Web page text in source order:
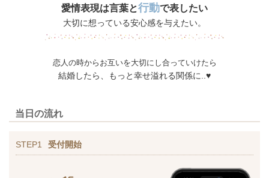
愛情表現は言葉と行動で表したい
大切に想っている安心感を与えたい。
恋人の時からお互いを大切にし合っていけたら
結婚したら、もっと幸せ溢れる関係に..♥
当日の流れ
STEP1 受付開始